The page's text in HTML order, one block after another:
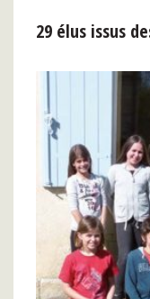
29 élus issus